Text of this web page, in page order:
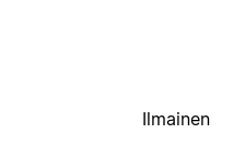
Ilmainen